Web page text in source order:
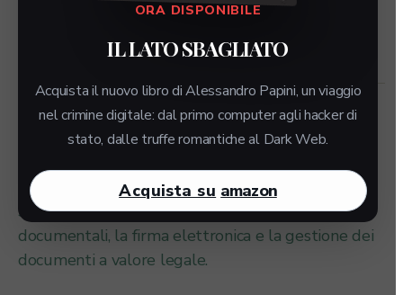
ORA DISPONIBILE
IL LATO SBAGLIATO
Acquista il nuovo libro di Alessandro Papini, un viaggio
nel crimine digitale: dal primo computer agli hacker di
stato, dalle truffe romantiche al Dark Web.
Acquista su amazon
FIRMADOC.CLOUD
Soluzione per la digitalizzazione dei processi
documentali, la firma elettronica e la gestione dei
documenti a valore legale.